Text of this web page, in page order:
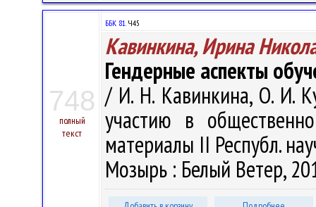
748
полный
текст
ББК 81.Ч45
Кавинкина, Ирина
Гендерные аспекты
/ И. Н. Кавинкина, О. И.
участию в
материалы II Республ.
Мозырь : Белый Ветер,